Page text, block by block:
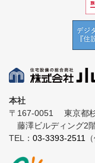
本社
〒167-0051
東京都
藤澤ビルディング2
TEL： 03-3393-2511